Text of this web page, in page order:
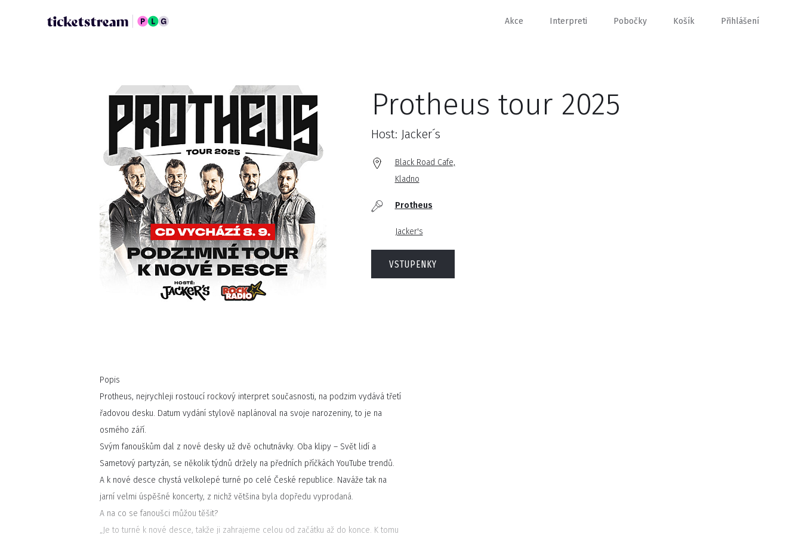
Akce Interpreti Pobočky Košík Přihlášení
Protheus tour 2025
Host: Jacker´s
Black Road Cafe,
Kladno
Protheus
Jacker's
VSTUPENKY
Popis
Protheus, nejrychleji rostoucí rockový interpret současnosti, na podzim vydává třetí
řadovou desku. Datum vydání stylově naplánoval na svoje narozeniny, to je na
osmého září.
Svým fanouškům dal z nové desky už dvě ochutnávky. Oba klipy – Svět lidí a
Sametový partyzán, se několik týdnů držely na předních příčkách YouTube trendů.
A k nové desce chystá velkolepé turné po celé České republice. Naváže tak na
jarní velmi úspěšné koncerty, z nichž většina byla dopředu vyprodaná.
A na co se fanoušci můžou těšit?
„Je to turné k nové desce, takže ji zahrajeme celou od začátku až do konce. K tomu